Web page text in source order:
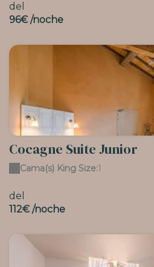
del
96€ /noche
Cocagne Suite Junior
del
112€ /noche
Cama(s) King Size:1